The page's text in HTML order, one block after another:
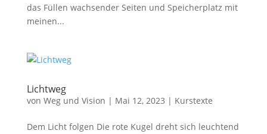
das Füllen wachsender Seiten und Speicherplatz mit
meinen...
Lichtweg
von Weg und Vision | Mai 12, 2023 | Kurstexte
Dem Licht folgen Die rote Kugel dreht sich leuchtend